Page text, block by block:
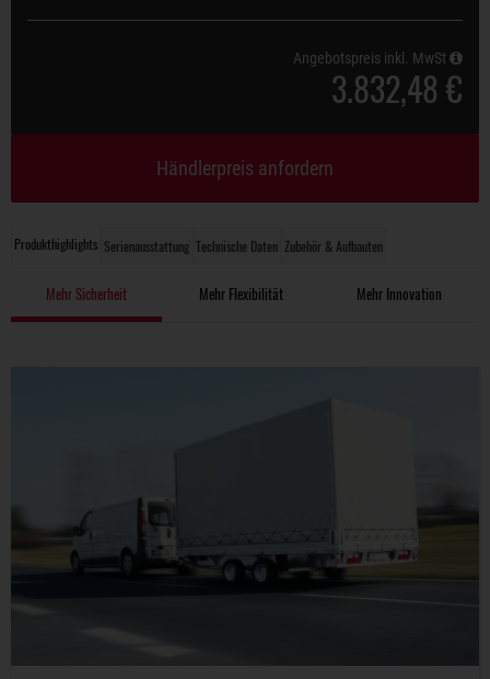
Produkthighlights Serienausstattung Technische Daten Zubehör & Aufbauten
Mehr Sicherheit Mehr Flexibilität Mehr Innovation
Angebotspreis inkl. MwSt
3.832,48 €
Händlerpreis anfordern